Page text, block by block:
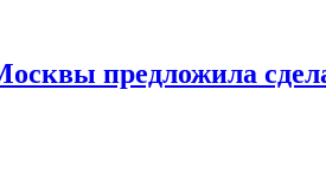
предложила